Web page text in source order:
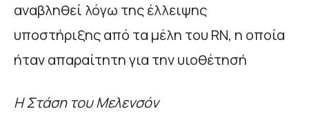
αναβληθεί λόγω της έλλειψης
υποστήριξης από τα μέλη του RN, η οποία
ήταν απαραίτητη για την υιοθέτησή
Η Στάση του Μελενσόν